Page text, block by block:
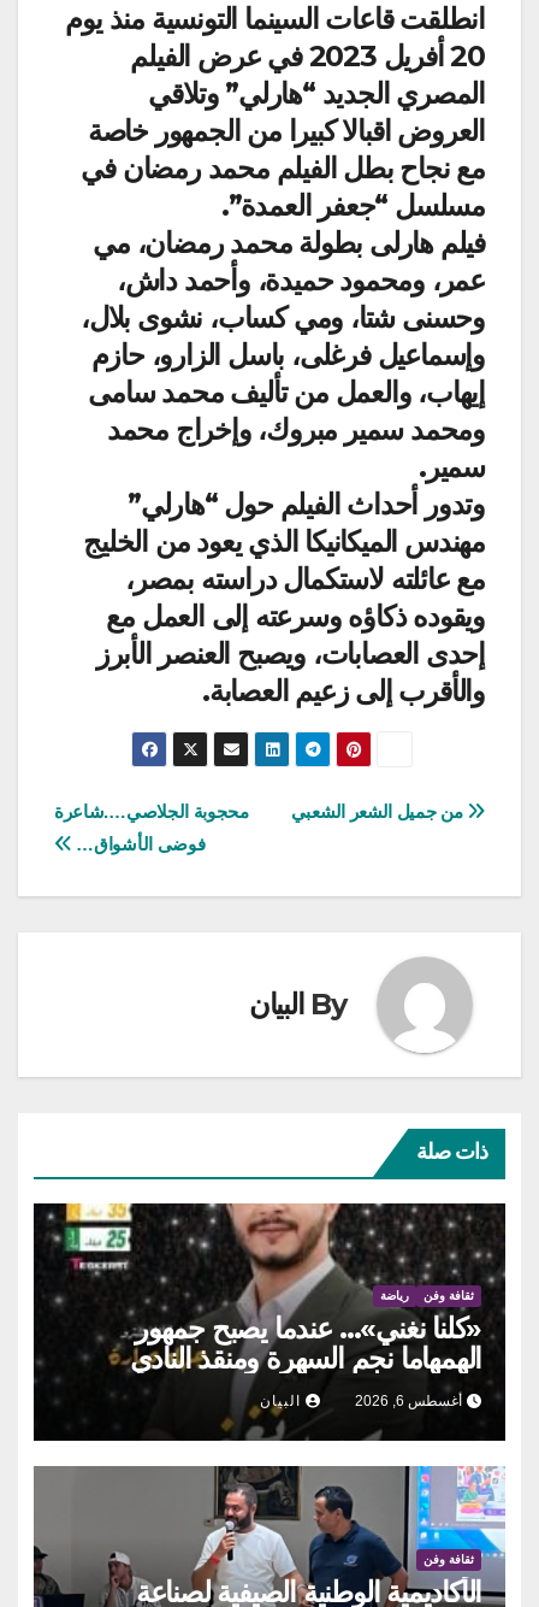
انطلقت قاعات السينما التونسية منذ يوم
20 أفريل 2023 في عرض الفيلم
المصري الجديد “هارلي” وتلاقي
العروض اقبالا كبيرا من الجمهور خاصة
مع نجاح بطل الفيلم محمد رمضان في
مسلسل “جعفر العمدة”.
فيلم هارلى بطولة محمد رمضان، مي
عمر، ومحمود حميدة، وأحمد داش،
وحسنى شتا، ومي كساب، نشوى بلال،
وإسماعيل فرغلى، باسل الزارو، حازم
إيهاب، والعمل من تأليف محمد سامى
ومحمد سمير مبروك، وإخراج محمد
سمير.
وتدور أحداث الفيلم حول “هارلي”
مهندس الميكانيكا الذي يعود من الخليج
مع عائلته لاستكمال دراسته بمصر،
ويقوده ذكاؤه وسرعته إلى العمل مع
إحدى العصابات، ويصبح العنصر الأبرز
والأقرب إلى زعيم العصابة.
تصفّح
محجوبة الجلاصي….شاعرة
فوضى الأشواق…
من جميل الشعر الشعبي
By البيان
ذات صلة
ثقافة وفن رياضة
«كلنا نغني»… عندما يصبح جمهور
الهمهاما نجم السهرة ومنقذ النادي
أغسطس 6, 2026 البيان
ثقافة وفن
الأكاديمية الوطنية الصيفية لصناعة